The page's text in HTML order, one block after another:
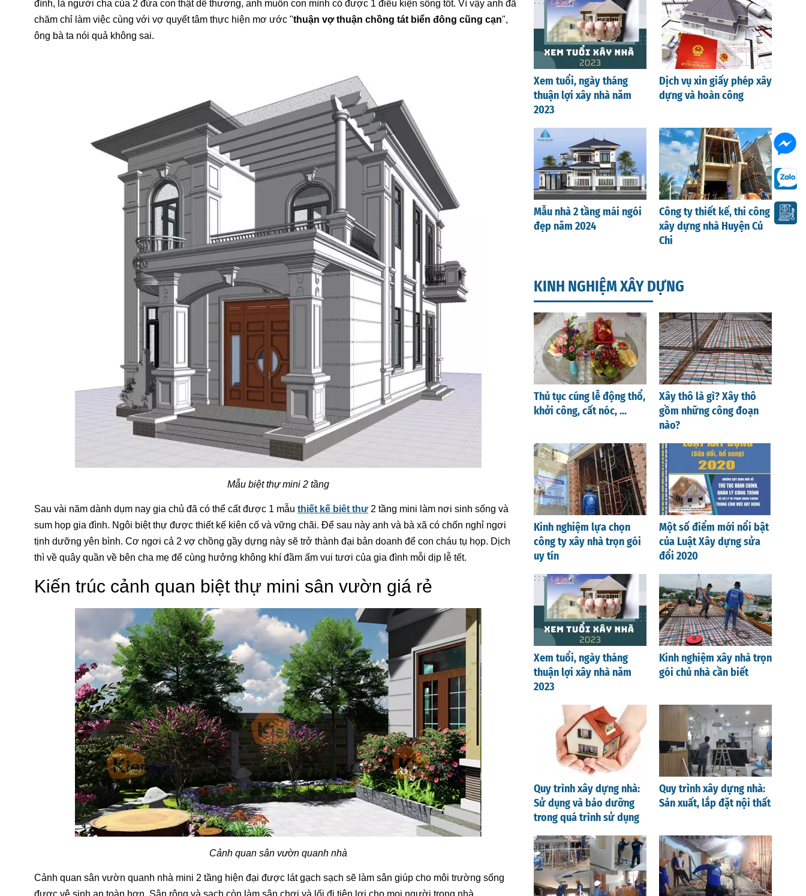
đình, là người cha của 2 đứa con thật dễ thương, anh muốn con mình có được 1 điều kiện sống tốt. Vì vậy anh đã
chăm chỉ làm việc cùng với vợ quyết tâm thực hiện mơ ước "thuận vợ thuận chồng tát biển đông cũng cạn",
ông bà ta nói quả không sai.
Mẫu biệt thự mini 2 tầng
Sau vài năm dành dụm nay gia chủ đã có thể cất được 1 mẫu thiết kế biệt thự 2 tầng mini làm nơi sinh sống và
sum họp gia đình. Ngôi biệt thự được thiết kế kiên cố và vững chãi. Để sau này anh và bà xã có chốn nghỉ ngơi
tịnh dưỡng yên bình. Cơ ngơi cả 2 vợ chồng gầy dựng này sẽ trở thành đại bản doanh để con cháu tụ họp. Dịch
thì về quây quần về bên cha mẹ để cùng hưởng không khí đầm ấm vui tươi của gia đình mỗi dịp lễ tết.
Kiến trúc cảnh quan biệt thự mini sân vườn giá rẻ
Cảnh quan sân vườn quanh nhà
Cảnh quan sân vườn quanh nhà mini 2 tầng hiện đại được lát gạch sạch sẽ làm sân giúp cho môi trường sống
được vệ sinh an toàn hơn. Sân rộng và sạch còn làm sân chơi và lối đi tiện lợi cho mọi người trong nhà.
Xem tuổi, ngày tháng
thuận lợi xây nhà năm
2023
Dịch vụ xin giấy phép xây
dựng và hoàn công
Mẫu nhà 2 tầng mái ngói
đẹp năm 2024
Công ty thiết kế, thi công
xây dựng nhà Huyện Củ
Chi
KINH NGHIỆM XÂY DỰNG
Thủ tục cúng lễ động thổ,
khởi công, cất nóc, ...
Xây thô là gì? Xây thô
gồm những công đoạn
nào?
Kinh nghiệm lựa chọn
công ty xây nhà trọn gói
uy tín
Một số điểm mới nổi bật
của Luật Xây dựng sửa
đổi 2020
Xem tuổi, ngày tháng
thuận lợi xây nhà năm
2023
Kinh nghiệm xây nhà trọn
gói chủ nhà cần biết
Quy trình xây dựng nhà:
Sử dụng và bảo dưỡng
trong quá trình sử dụng
Quy trình xây dựng nhà:
Sản xuất, lắp đặt nội thất